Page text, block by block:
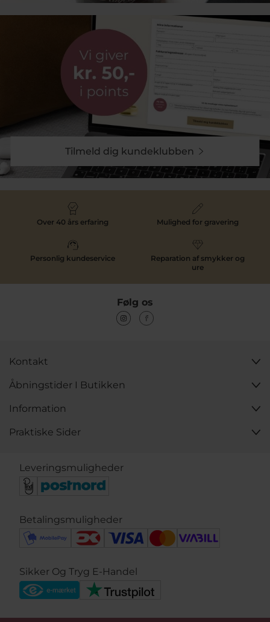
Tilmeld dig kundeklubben
Over 40 års erfaring Mulighed for gravering
Personlig kundeservice
Reparation af smykker og
ure
Følg os
Kontakt
Åbningstider I Butikken
Information
Praktiske Sider
Leveringsmuligheder
Betalingsmuligheder
Sikker Og Tryg E-Handel